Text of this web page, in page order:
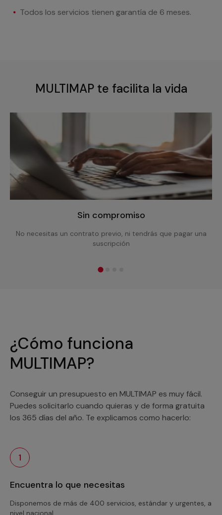
Todos los servicios tienen garantía de 6 meses.
MULTIMAP te facilita la vida
Sin compromiso
No necesitas un contrato previo, ni tendrás que pagar una
suscripción
¿Cómo funciona
MULTIMAP?
Conseguir un presupuesto en MULTIMAP es muy fácil.
Puedes solicitarlo cuando quieras y de forma gratuita
los 365 días del año. Te explicamos como hacerlo:
1
Encuentra lo que necesitas
Disponemos de más de 400 servicios, estándar y urgentes, a
nivel nacional.